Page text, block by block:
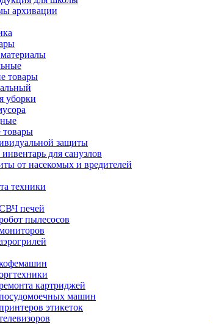
архивации
товары
уборки
защиты
для санузлов
от насекомых и вредителей
техники
печей
пылесосов
картриджей
машин
этикеток